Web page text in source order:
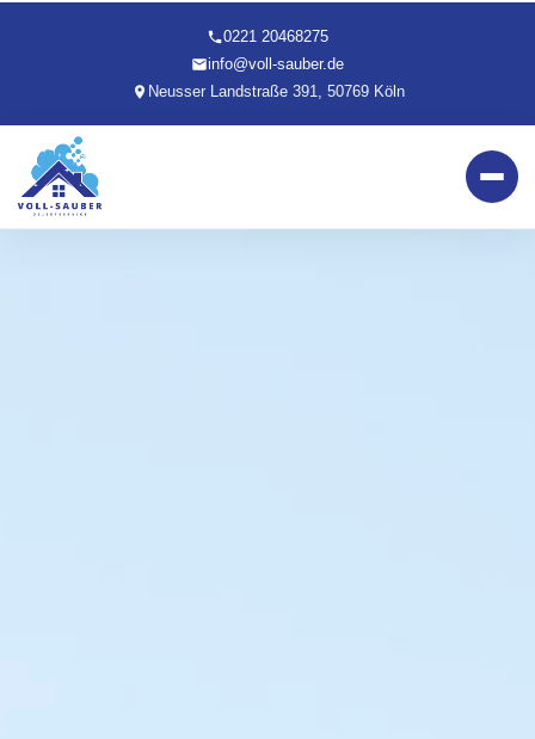
0221 20468275
info@voll-sauber.de
Neusser Landstraße 391, 50769 Köln